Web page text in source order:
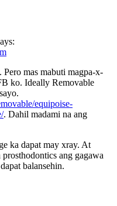
mas mabuti magpa-x-
ko. Ideally Removable
equipoise-
. Dahil madami na ang
ka dapat may xray. At
ang gagawa
balansehin.